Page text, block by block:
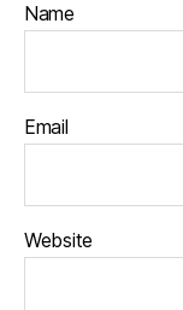
Name
Email
Website